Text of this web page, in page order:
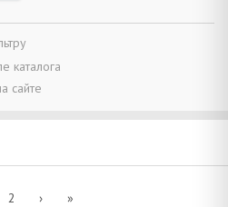
каталога
сайте
2 › »